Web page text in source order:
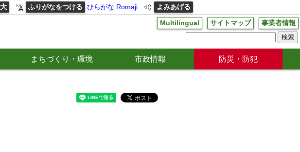
大 ふりがなをつける ひらがな Romaji よみあげる
Multilingual サイトマップ 事業者情報
まちづくり・環境 市政情報 防災・防犯